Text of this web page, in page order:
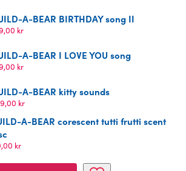
A-BEAR BIRTHDAY song II
kr
A-BEAR I LOVE YOU song
kr
A-BEAR kitty sounds
kr
A-BEAR corescent tutti frutti scent
kr